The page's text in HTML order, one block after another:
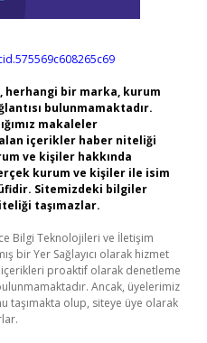
herhangi bir marka, kurum
bulunmamaktadır.
makaleler
içerikler haber niteliği
ve kişiler hakkında
kurum ve kişiler ile isim
Sitemizdeki bilgiler
taşımazlar.
Bilgi Teknolojileri ve İletişim
bir Yer Sağlayıcı olarak hizmet
proaktif olarak denetleme
Ancak, üyelerimiz
taşımakta olup, siteye üye olarak